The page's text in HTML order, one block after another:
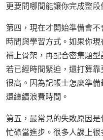
更要問哪間能讓你完成整段
第四，現在才開始準備會
時間與學習方式。如果你
補上骨架，再配合密集題
若已經時間緊迫，還打算
很高。因為記帳士怎麼準
還繼續浪費時間。
第五，最常見的失敗原因
忙碌當進步。很多人課上